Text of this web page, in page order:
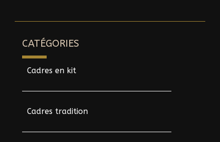
CATÉGORIES
Cadres en kit
Cadres tradition